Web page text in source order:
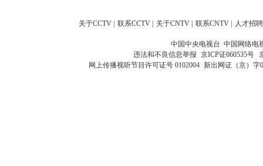
关于CCTV 联系CCTV 关于CNTV 联系CNTV 人才招聘
中国中央电视台 中国网络电
违法和不良信息举报 京ICP证060535号
网上传播视听节目许可证号 0102004 新出网证（京）